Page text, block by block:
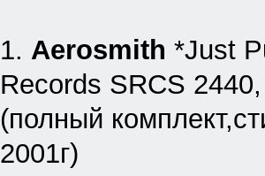
1. Aerosmith *Just
Records SRCS
(полный
2001г)